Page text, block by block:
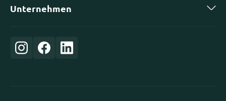
Orthopädie
Evident
Unternehmen
Login